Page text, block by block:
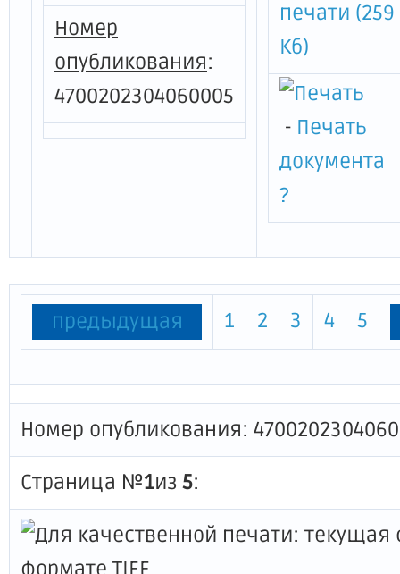
Номер
опубликования:
4700202304060005
печати (259
Кб)
- Печать
документа
?
предыдущая 1 2 3 4 5
Номер опубликования:
Страница №1из 5: